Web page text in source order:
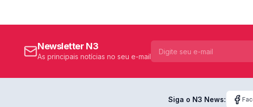
Newsletter N3
As principais notícias no seu e-mail
Siga o N3 News: